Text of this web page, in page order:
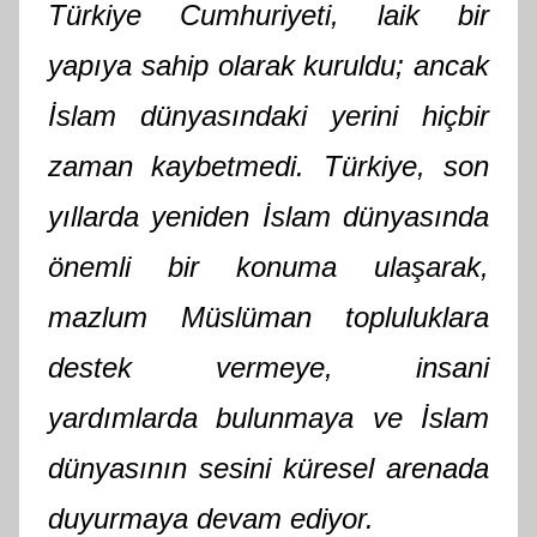
Türkiye Cumhuriyeti, laik bir
yapıya sahip olarak kuruldu; ancak
İslam dünyasındaki yerini hiçbir
zaman kaybetmedi. Türkiye, son
yıllarda yeniden İslam dünyasında
önemli bir konuma ulaşarak,
mazlum Müslüman topluluklara
destek vermeye, insani
yardımlarda bulunmaya ve İslam
dünyasının sesini küresel arenada
duyurmaya devam ediyor.